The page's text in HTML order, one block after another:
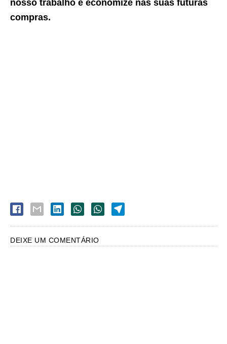
nosso trabalho e economize nas suas futuras
compras.
DEIXE UM COMENTÁRIO